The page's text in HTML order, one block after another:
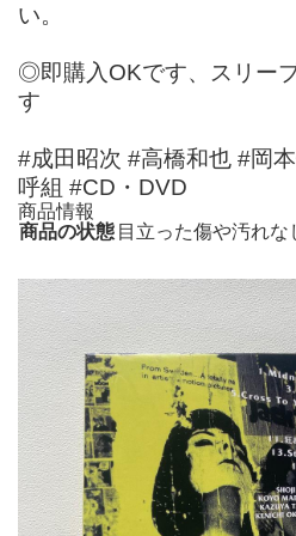
い。
◎即購入OKです、スリー
す
#成田昭次 #高橋和也 #岡
呼組 #CD・DVD
商品情報
商品の状態 目立った傷や汚れな